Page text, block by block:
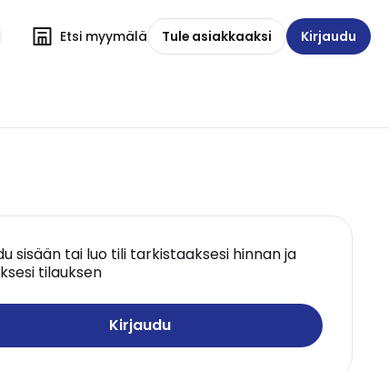
Etsi myymälä Tule asiakkaaksi Kirjaudu
sisään tai luo tili tarkistaaksesi hinnan ja
tilauksen
Kirjaudu